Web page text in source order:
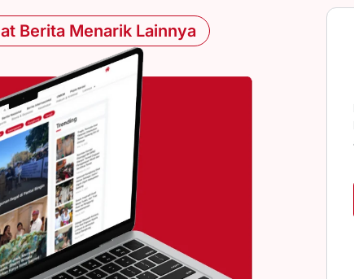
Berita Menarik Lainnya